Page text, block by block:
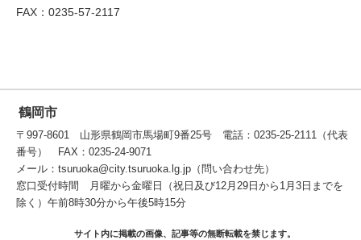
FAX：0235-57-2117
鶴岡市
〒997-8601 山形県鶴岡市馬場町9番25号 電話：0235-25-2111（代表
番号） FAX：0235-24-9071
メール：tsuruoka@city.tsuruoka.lg.jp（問い合わせ先）
窓口受付時間 月曜から金曜日（祝日及び12月29日から1月3日までを
除く）午前8時30分から午後5時15分
サイト内に掲載の画像、記事等の無断転載を禁じます。